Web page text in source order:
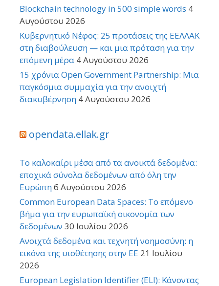
Blockchain technology in 500 simple words 4
Αυγούστου 2026
Κυβερνητικό Νέφος: 25 προτάσεις της ΕΕΛΛΑΚ
στη διαβούλευση — και μια πρόταση για την
επόμενη μέρα 4 Αυγούστου 2026
15 χρόνια Open Government Partnership: Μια
παγκόσμια συμμαχία για την ανοιχτή
διακυβέρνηση 4 Αυγούστου 2026
opendata.ellak.gr
Το καλοκαίρι μέσα από τα ανοικτά δεδομένα:
εποχικά σύνολα δεδομένων από όλη την
Ευρώπη6 Αυγούστου 2026
Common European Data Spaces: Το επόμενο
βήμα για την ευρωπαϊκή οικονομία των
δεδομένων 30 Ιουλίου 2026
Ανοιχτά δεδομένα και τεχνητή νοημοσύνη: η
εικόνα της υιοθέτησης στην ΕΕ 21 Ιουλίου
2026
European Legislation Identifier (ELI): Κάνοντας